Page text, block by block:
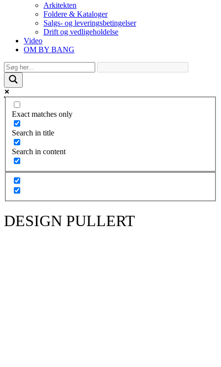
Arkitekten
Foldere & Kataloger
Salgs- og leveringsbetingelser
Drift og vedligeholdelse
Video
OM BY BANG
Exact matches only
Search in title
Search in content
DESIGN PULLERT